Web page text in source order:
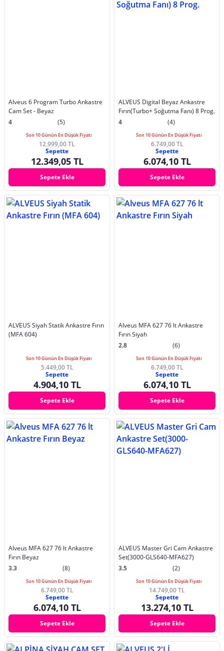
Alveus 6 Program Turbo Ankastre
Cam Set - Beyaz
4
(5)
Son 10 Günün En Düşük Fiyatı
12.999,00 TL
Sepette
12.349,05 TL
Sepete Ekle
ALVEUS Digital Beyaz Ankastre
Fırın(Turbo+ Soğutma Fanı) 8 Prog.
4
(4)
Son 10 Günün En Düşük Fiyatı
6.749,00 TL
Sepette
6.074,10 TL
Sepete Ekle
ALVEUS Siyah Statik Ankastre Fırın
(MFA 604)
Son 10 Günün En Düşük Fiyatı
5.449,00 TL
Sepette
4.904,10 TL
Sepete Ekle
Alveus MFA 627 76 lt Ankastre
Fırın Siyah
2.8
(6)
Son 10 Günün En Düşük Fiyatı
6.749,00 TL
Sepette
6.074,10 TL
Sepete Ekle
Alveus MFA 627 76 lt Ankastre
Fırın Beyaz
3.3
(8)
Son 10 Günün En Düşük Fiyatı
6.749,00 TL
Sepette
6.074,10 TL
Sepete Ekle
ALVEUS Master Gri Cam Ankastre
Set(3000-GLS640-MFA627)
3.5
(2)
Son 10 Günün En Düşük Fiyatı
14.749,00 TL
Sepette
13.274,10 TL
Sepete Ekle